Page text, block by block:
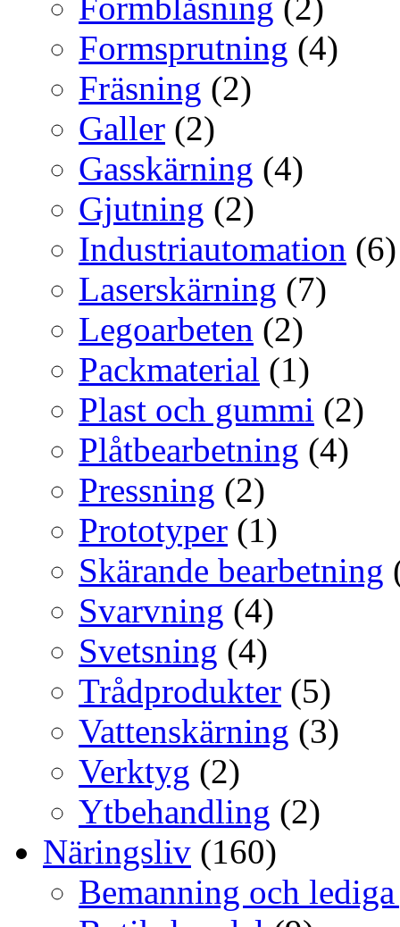
Formsprutning (4)
Fräsning (2)
Galler (2)
Gasskärning (4)
Gjutning (2)
Industriautomation (6)
Laserskärning (7)
Legoarbeten (2)
Packmaterial (1)
Plast och gummi (2)
Plåtbearbetning (4)
Pressning (2)
Prototyper (1)
Skärande bearbetning
Svarvning (4)
Svetsning (4)
Trådprodukter (5)
Vattenskärning (3)
Verktyg (2)
Ytbehandling (2)
Näringsliv (160)
Bemanning och